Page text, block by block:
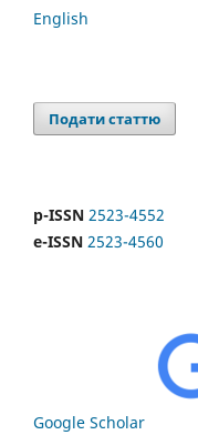
English
Подати статтю
p-ISSN 2523-4552
e-ISSN 2523-4560
Google Scholar